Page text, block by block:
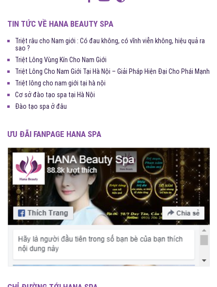
TIN TỨC VỀ HANA BEAUTY SPA
Triệt râu cho Nam giới : Có đau không, có vĩnh viễn không, hiệu quả ra
sao ?
Triệt Lông Vùng Kín Cho Nam Giới
Triệt Lông Cho Nam Giới Tại Hà Nội – Giải Pháp Hiện Đại Cho Phái Mạnh
Triệt lông cho nam giới tại hà nội
Cơ sở đào tạo spa tại Hà Nội
Đào tạo spa ở đâu
ƯU ĐÃI FANPAGE HANA SPA